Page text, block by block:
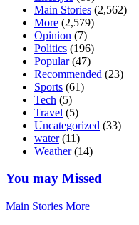
Main Stories (2,562)
More (2,579)
Opinion (7)
Politics (196)
Popular(47)
Recommended (23)
Sports (61)
Tech (5)
Travel (5)
Uncategorized (33)
water(11)
Weather(14)
You may Missed
Main Stories More